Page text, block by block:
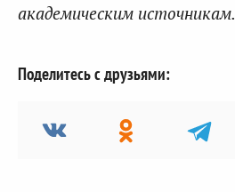
академическим источникам.
Поделитесь с друзьями: